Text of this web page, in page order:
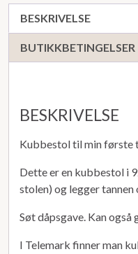
BESKRIVELSE
BUTIKKBETINGELSER
BESKRIVELSE
Kubbestol til min første
Dette er en kubbestol i
stolen) og legger tannen
Søt dåpsgave. Kan også
I Telemark finner man